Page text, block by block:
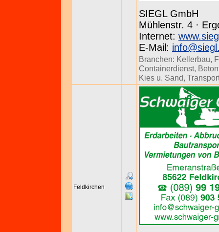
SIEGL GmbH
Mühlenstr. 4 ·
Internet:
E-Mail:
Branchen: Kellerbau,
Containerdienst,
Kies u. Sand,
Feldkirchen